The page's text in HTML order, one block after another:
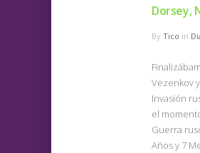
Dorsey,
By Tico in
Vezenkov
Invasión
el
Guerra
Años y 7